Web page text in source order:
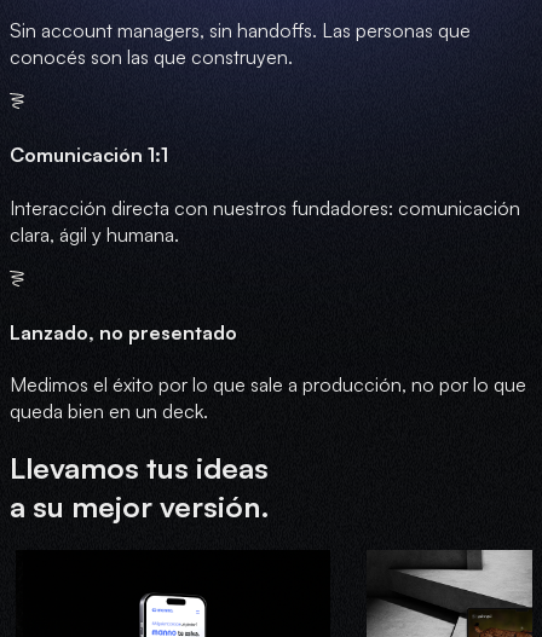
Sin account managers, sin handoffs. Las personas que
conocés son las que construyen.
Comunicación 1:1
Interacción directa con nuestros fundadores: comunicación
clara, ágil y humana.
Lanzado, no presentado
Medimos el éxito por lo que sale a producción, no por lo que
queda bien en un deck.
Llevamos tus ideas
a su mejor versión.